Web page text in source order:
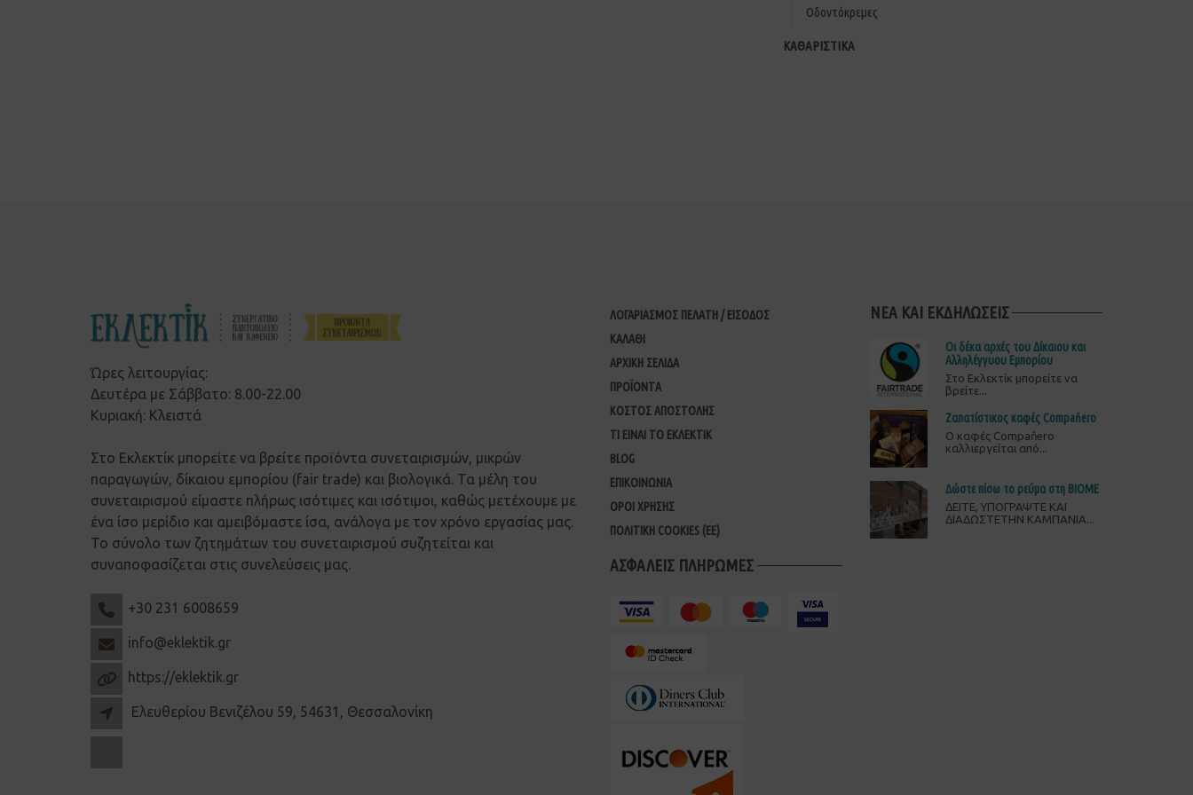
Οδοντόκρεμες
ΚΑΘΑΡΙΣΤΙΚΑ
Ώρες λειτουργίας:
Δευτέρα με Σάββατο: 8.00-22.00
Κυριακή: Κλειστά
Στο Εκλεκτίκ μπορείτε να βρείτε προϊόντα συνεταιρισμών, μικρών
παραγωγών, δίκαιου εμπορίου (fair trade) και βιολογικά. Τα μέλη του
συνεταιρισμού είμαστε πλήρως ισότιμες και ισότιμοι, καθώς μετέχουμε με
ένα ίσο μερίδιο και αμειβόμαστε ίσα, ανάλογα με τον χρόνο εργασίας μας.
Το σύνολο των ζητημάτων του συνεταιρισμού συζητείται και
συναποφασίζεται στις συνελεύσεις μας.
+30 231 6008659
info@eklektik.gr
https://eklektik.gr
Ελευθερίου Βενιζέλου 59, 54631, Θεσσαλονίκη
ΛΟΓΑΡΙΑΣΜΟΣ ΠΕΛΑΤΗ / ΕΙΣΟΔΟΣ
ΚΑΛΑΘΙ
ΑΡΧΙΚΗ ΣΕΛΙΔΑ
ΠΡΟΪΟΝΤΑ
ΚΟΣΤΟΣ ΑΠΟΣΤΟΛΗΣ
ΤΙ ΕΙΝΑΙ ΤΟ ΕΚΛΕΚΤΙΚ
BLOG
ΕΠΙΚΟΙΝΩΝΙΑ
ΟΡΟΙ ΧΡΗΣΗΣ
ΠΟΛΙΤΙΚΗ COOKIES (ΕΕ)
ΑΣΦΑΛΕΙΣ ΠΛΗΡΩΜΕΣ
ΝΕΑ ΚΑΙ ΕΚΔΗΛΩΣΕΙΣ
Οι δέκα αρχές του Δίκαιου και
Αλληλέγγυου Εμπορίου
Στο Εκλεκτίκ μπορείτε να
βρείτε...
Ζαπατίστικος καφές Compaňero
O καφές Compaňero
καλλιεργείται από...
Δώστε πίσω το ρεύμα στη ΒΙΟΜΕ
ΔΕΙΤΕ, ΥΠΟΓΡΑΨΤΕ ΚΑΙ
ΔΙΑΔΩΣΤΕΤΗΝ ΚΑΜΠΑΝΙΑ...